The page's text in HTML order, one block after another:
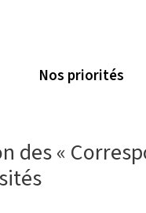
Nos priorités
des «